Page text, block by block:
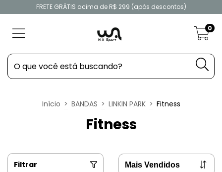
FRETE GRÁTIS acima de R$ 299 (após descontos)
0
Início > BANDAS > LINKIN PARK > Fitness
Fitness
Filtrar